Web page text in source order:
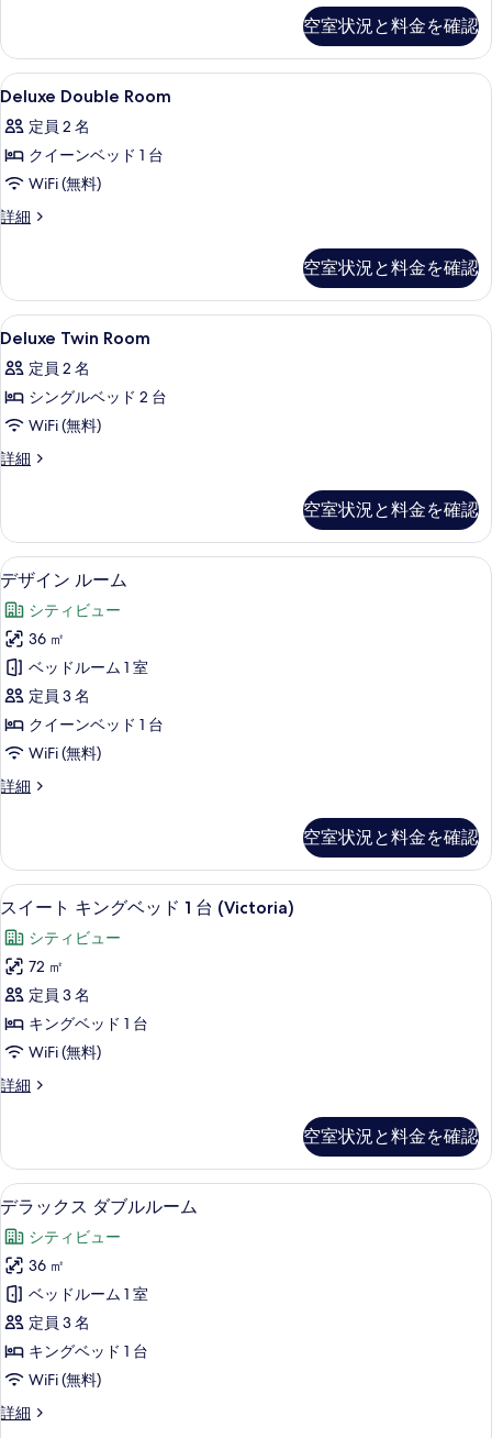
る
を
表
示
す
る
真
を
表
示
す
る
細
空室状況と料金を確認
Deluxe
Double
Room
の
す
べ
写
真
を
表
示
す
る
高級寝具、羽毛の掛け布団、ピロー
6
Deluxe Double Room
定員 2 名
クイーンベッド 1 台
WiFi (無料)
詳細
Deluxe
詳
細
空室状況と料金を確認
Deluxe
Twin
Room
の
す
べ
写
真
を
表
示
す
る
高級寝具、羽毛の掛け布団、ピロー
4
Deluxe Twin Room
定員 2 名
シングルベッド 2 台
WiFi (無料)
詳細
Deluxe
詳
細
空室状況と料金を確認
デ
ザ
イ
ン
ル
ー
ム
の
す
て
の
写
真
を
表
示
す
る
デザイン ルーム | 高級寝具、羽毛の
7
デザイン ルーム
シティビュー
36 ㎡
ベッドルーム 1 室
定員 3 名
クイーンベッド 1 台
WiFi (無料)
詳細
デ
ル
ー
ム
詳
細
空室状況と料金を確認
ス
イ
ー
ト
キ
ン
グ
ベ
ド
台
(Victoria)
の
す
べ
て
の
写
スイート キングベッド 1 台 (Victoria)
11
スイート キングベッド 1 台 (Victoria)
シティビュー
72 ㎡
定員 3 名
キングベッド 1 台
WiFi (無料)
詳細
ス
キ
ン
グ
ッ
ド
台
(Victoria)
の
詳
細
空室状況と料金を確認
デ
ラ
ッ
ク
ス
ダ
ブ
ル
ル
デラックス ダブルルーム | 高級寝具
6
デラックス ダブルルーム
シティビュー
36 ㎡
ベッドルーム 1 室
定員 3 名
キングベッド 1 台
WiFi (無料)
詳細
デ